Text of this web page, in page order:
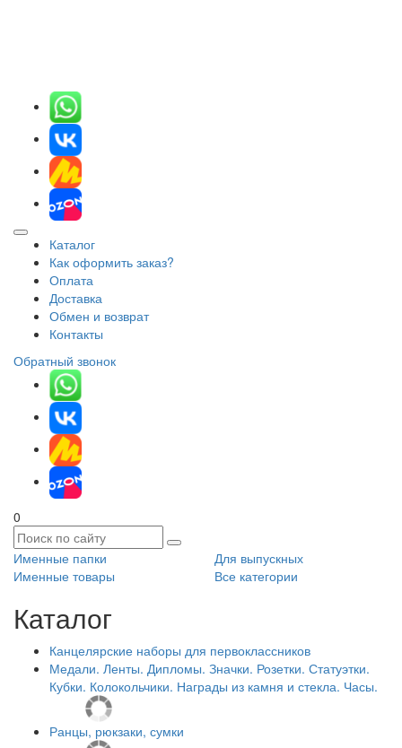
Каталог
Как оформить заказ?
Оплата
Доставка
Обмен и возврат
Контакты
Обратный звонок
0
Именные папки
Для выпускных
Именные товары
Все категории
Каталог
Канцелярские наборы для первоклассников
Медали. Ленты. Дипломы. Значки. Розетки. Статуэтки.
Кубки. Колокольчики. Награды из камня и стекла. Часы.
Ранцы, рюкзаки, сумки